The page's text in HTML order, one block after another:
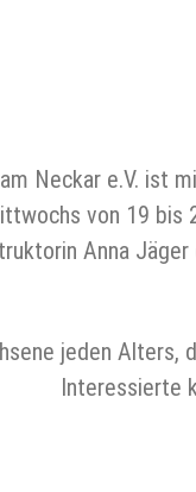
Neckar e.V. ist
von 19 bis
Anna
jeden Alters,
Interessierte